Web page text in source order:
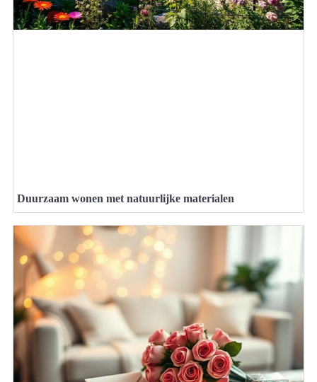
Duurzaam wonen met natuurlijke materialen